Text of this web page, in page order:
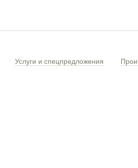
Услуги и спецпредложения